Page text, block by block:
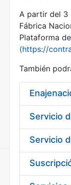
Mostrar/
Mostrar/
Mostrar/
A partir del 3
Fábrica
Plataforma
(https://
También
Servicio